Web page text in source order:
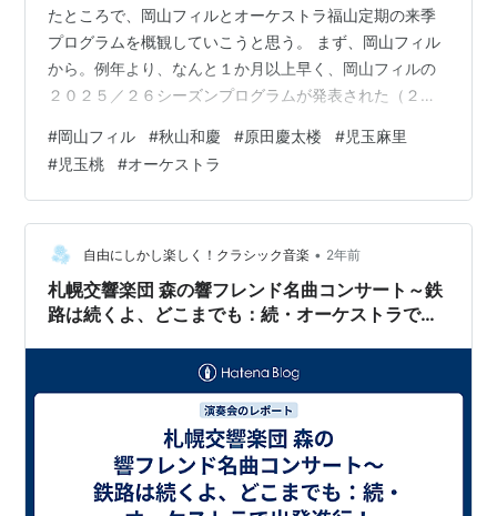
たところで、岡山フィルとオーケストラ福山定期の来季
プログラムを概観していこうと思う。 まず、岡山フィル
から。例年より、なんと１か月以上早く、岡山フィルの
２０２５／２６シーズンプログラムが発表された（２０
2027年3月まで耐震化工事のため、2年近くの間、岡山シ
ンフォニーホールが使えない。 この期間は秋山ミュージ
ックアドバイザー（MA）の任期（5年）の総仕上げの時
期にもあたり、楽団の飛躍と本拠地の無い運営という難
しい舵取りとなる。 そんな中での来季プログラムは秋山
MA体制になってから、ようやく…
#岡山フィル #秋山和慶 #原田慶太楼 #児玉麻里
#児玉桃 #オーケストラ
自由にしかし楽しく！クラシック音楽 • 2年前
札幌交響楽団 森の響フレンド名曲コンサート～鉄
路は続くよ、どこまでも：続・オーケストラで出